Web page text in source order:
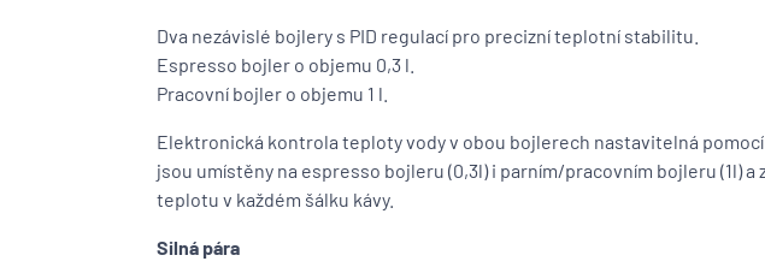
Dva nezávislé bojlery s PID regulací pro precizní teplotní stabilitu.
Espresso bojler o objemu 0,3 l.
Pracovní bojler o objemu 1 l.
Elektronická kontrola teploty vody v obou bojlerech nastavitelná
jsou umístěny na espresso bojleru (0,3l) i parním/pracovním bojleru (1l)
teplotu v každém šálku kávy.
Silná pára